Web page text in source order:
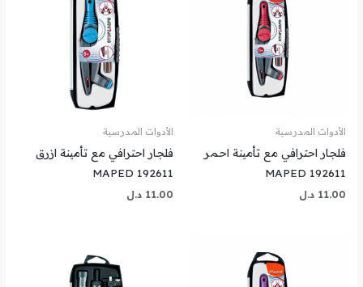
الأدوات المدرسية
فلجار احترافي مع تأمينة احمر
MAPED 192611
11.00 د.ل
الأدوات المدرسية
فلجار احترافي مع تأمينة ازرق
MAPED 192611
11.00 د.ل